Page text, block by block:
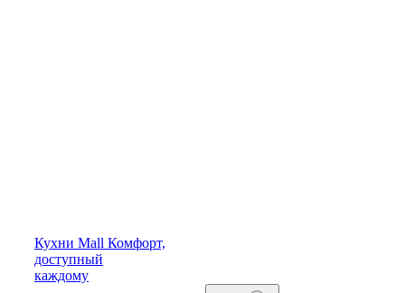
Кухни Mall Комфорт,
доступный
каждому